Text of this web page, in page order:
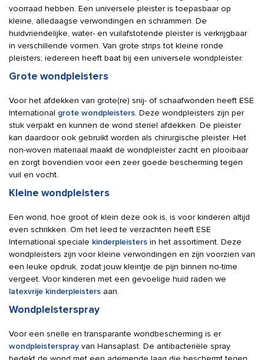
voorraad hebben. Een universele pleister is toepasbaar op
kleine, alledaagse verwondingen en schrammen. De
huidvriendelijke, water- en vuilafstotende pleister is verkrijgbaar
in verschillende vormen. Van grote strips tot kleine ronde
pleisters; iedereen heeft baat bij een universele wondpleister.
Grote wondpleisters
Voor het afdekken van grote(re) snij- of schaafwonden heeft ESE
International grote wondpleisters. Deze wondpleisters zijn per
stuk verpakt en kunnen de wond steriel afdekken. De pleister
kan daardoor ook gebruikt worden als chirurgische pleister. Het
non-woven materiaal maakt de wondpleister zacht en plooibaar
en zorgt bovendien voor een zeer goede bescherming tegen
vuil en vocht.
Kleine wondpleisters
Een wond, hoe groot of klein deze ook is, is voor kinderen altijd
even schrikken. Om het leed te verzachten heeft ESE
International speciale kinderpleisters in het assortiment. Deze
wondpleisters zijn voor kleine verwondingen en zijn voorzien van
een leuke opdruk, zodat jouw kleintje de pijn binnen no-time
vergeet. Voor kinderen met een gevoelige huid raden we
latexvrije kinderpleisters aan.
Wondpleisterspray
Voor een snelle en transparante wondbescherming is er
wondpleisterspray van Hansaplast. De antibacteriële spray